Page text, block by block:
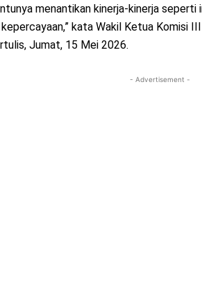
menantikan kinerja-kinerja seperti
kata Wakil Ketua Komisi
Jumat, 15 Mei 2026.
- Advertisement -